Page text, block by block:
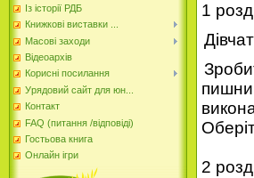
Із історії РДБ
Книжкові виставки ...
Масові заходи
Відеоархів
Корисні посилання
Урядовий сайт для юн...
Контакт
FAQ (питання /відповіді)
Гостьова книга
Онлайн ігри
1
2